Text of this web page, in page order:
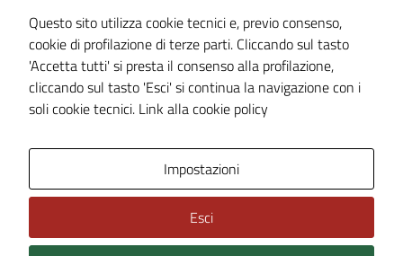
Cookie Policy
Note legali
Dichiarazione di accessibilità
Piano di miglioramento del sito
Questo sito utilizza cookie tecnici e, previo consenso,
cookie di profilazione di terze parti. Cliccando sul tasto
'Accetta tutti' si presta il consenso alla profilazione,
cliccando sul tasto 'Esci' si continua la navigazione con i
soli cookie tecnici. Link alla cookie policy
Impostazioni
Esci